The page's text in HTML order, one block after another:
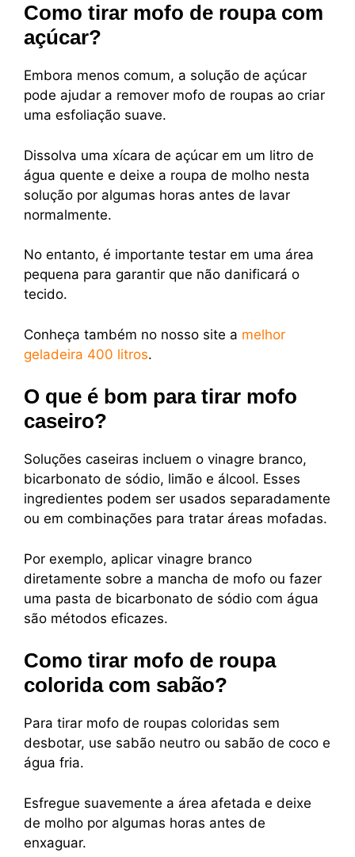
Como tirar mofo de roupa com
açúcar?
Embora menos comum, a solução de açúcar
pode ajudar a remover mofo de roupas ao criar
uma esfoliação suave.
Dissolva uma xícara de açúcar em um litro de
água quente e deixe a roupa de molho nesta
solução por algumas horas antes de lavar
normalmente.
No entanto, é importante testar em uma área
pequena para garantir que não danificará o
tecido.
Conheça também no nosso site a melhor
geladeira 400 litros.
O que é bom para tirar mofo
caseiro?
Soluções caseiras incluem o vinagre branco,
bicarbonato de sódio, limão e álcool. Esses
ingredientes podem ser usados separadamente
ou em combinações para tratar áreas mofadas.
Por exemplo, aplicar vinagre branco
diretamente sobre a mancha de mofo ou fazer
uma pasta de bicarbonato de sódio com água
são métodos eficazes.
Como tirar mofo de roupa
colorida com sabão?
Para tirar mofo de roupas coloridas sem
desbotar, use sabão neutro ou sabão de coco e
água fria.
Esfregue suavemente a área afetada e deixe
de molho por algumas horas antes de
enxaguar.